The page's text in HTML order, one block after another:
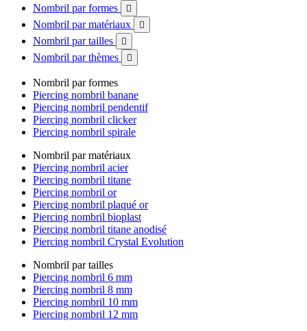
Nombril par formes

Nombril par matériaux 
Nombril par tailles 
Nombril par thèmes 
Nombril par formes
Piercing nombril banane
Piercing nombril pendentif
Piercing nombril clicker
Piercing nombril spirale
Nombril par matériaux
Piercing nombril acier
Piercing nombril titane
Piercing nombril or
Piercing nombril plaqué or
Piercing nombril bioplast
Piercing nombril titane anodisé
Piercing nombril Crystal Evolution
Nombril par tailles
Piercing nombril 6 mm
Piercing nombril 8 mm
Piercing nombril 10 mm
Piercing nombril 12 mm